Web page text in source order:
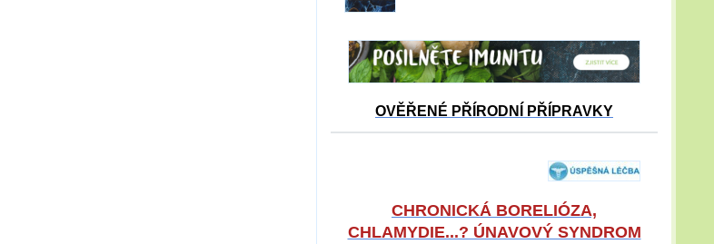
OVĚŘENÉ PŘÍRODNÍ PŘÍPRAVKY
CHRONICKÁ BORELIÓZA,
CHLAMYDIE...? ÚNAVOVÝ SYNDROM